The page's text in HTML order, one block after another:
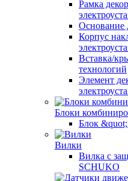
Рамка
Основание
Корпус
Вставка/
технологий
Элемент
Блоки
Блок
Вилки
Вилка с
SCHUKO